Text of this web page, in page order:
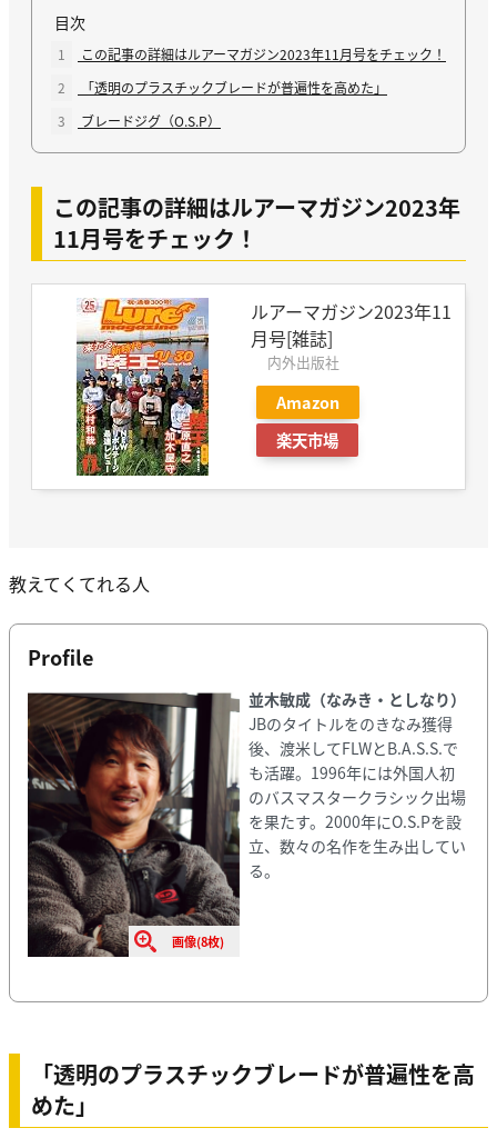
目次
1
この記事の詳細はルアーマガジン2023年11月号をチェック！
2
「透明のプラスチックブレードが普遍性を高めた」
3
ブレードジグ（O.S.P）
この記事の詳細はルアーマガジン2023年
11月号をチェック！
ルアーマガジン2023年11
月号[雑誌]
内外出版社
Amazon
楽天市場
教えてくてれる人
Profile
画像(8枚)
並木敏成（なみき・としなり）
JBのタイトルをのきなみ獲得
後、渡米してFLWとB.A.S.S.で
も活躍。1996年には外国人初
のバスマスタークラシック出場
を果たす。2000年にO.S.Pを設
立、数々の名作を生み出してい
る。
「透明のプラスチックブレードが普遍性を高
めた」